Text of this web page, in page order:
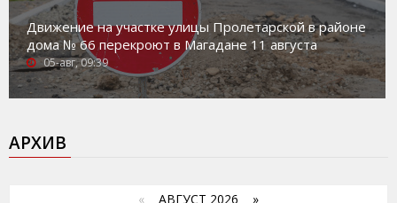
Движение на участке улицы Пролетарской в районе
дома № 66 перекроют в Магадане 11 августа
05-авг, 09:39
АРХИВ
« АВГУСТ 2026 »